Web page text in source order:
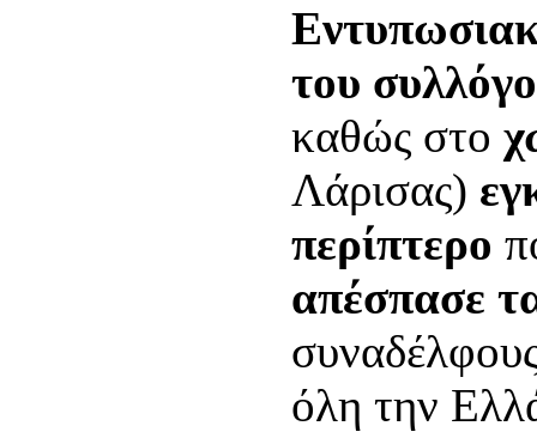
του
καθώς στο
Λάρισας)
περίπτερο
απέσπασε
όλη την